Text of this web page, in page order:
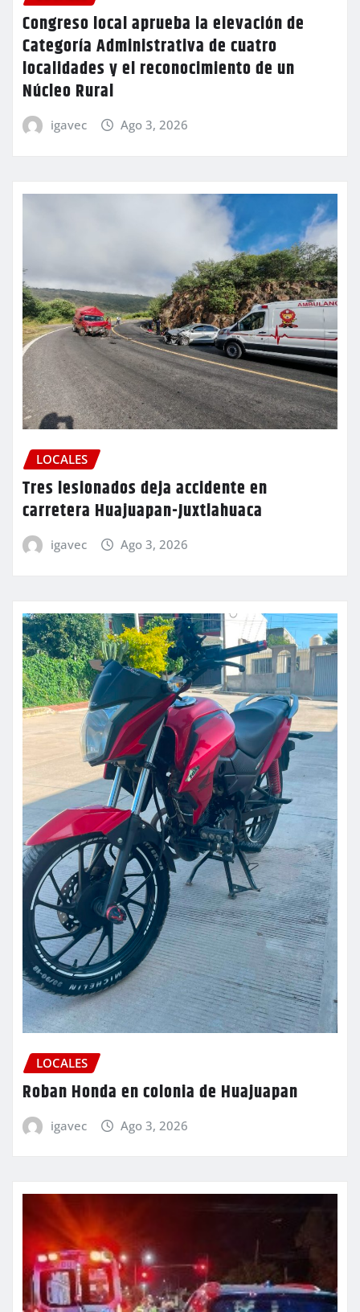
Congreso local aprueba la elevación de
Categoría Administrativa de cuatro
localidades y el reconocimiento de un
Núcleo Rural
igavec Ago 3, 2026
LOCALES
Tres lesionados deja accidente en
carretera Huajuapan-Juxtlahuaca
igavec Ago 3, 2026
LOCALES
Roban Honda en colonia de Huajuapan
igavec Ago 3, 2026